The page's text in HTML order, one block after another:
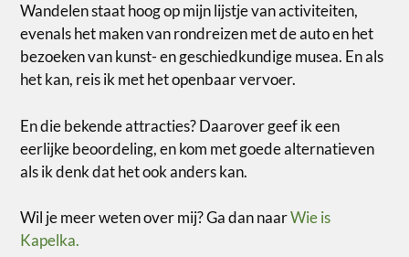
Wandelen staat hoog op mijn lijstje van activiteiten,
evenals het maken van rondreizen met de auto en het
bezoeken van kunst- en geschiedkundige musea. En als
het kan, reis ik met het openbaar vervoer.
En die bekende attracties? Daarover geef ik een
eerlijke beoordeling, en kom met goede alternatieven
als ik denk dat het ook anders kan.
Wil je meer weten over mij? Ga dan naarWie is
Kapelka.